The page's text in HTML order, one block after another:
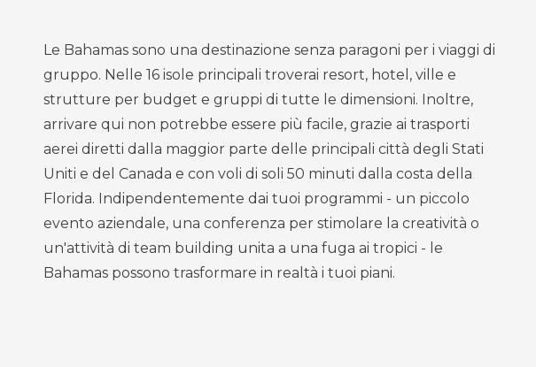
Le Bahamas sono una destinazione senza paragoni per i viaggi di
gruppo. Nelle 16 isole principali troverai resort, hotel, ville e
strutture per budget e gruppi di tutte le dimensioni. Inoltre,
arrivare qui non potrebbe essere più facile, grazie ai trasporti
aerei diretti dalla maggior parte delle principali città degli Stati
Uniti e del Canada e con voli di soli 50 minuti dalla costa della
Florida. Indipendentemente dai tuoi programmi - un piccolo
evento aziendale, una conferenza per stimolare la creatività o
un'attività di team building unita a una fuga ai tropici - le
Bahamas possono trasformare in realtà i tuoi piani.